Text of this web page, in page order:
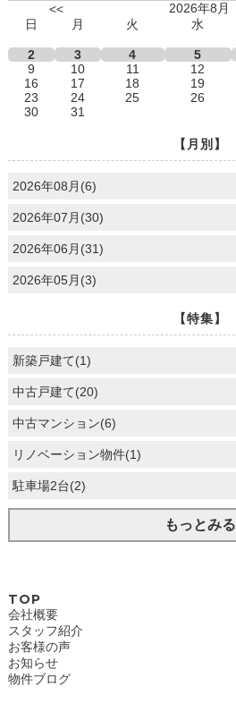
<<
2026年8月
日
月 火 水
2
3 4 5
9
10 11 12
16
17 18 19
23
24 25 26
30
31
【月別】
2026年08月(6)
2026年07月(30)
2026年06月(31)
2026年05月(3)
【特集】
新築戸建て(1)
中古戸建て(20)
中古マンション(6)
リノベーション物件(1)
駐車場2台(2)
もっとみる
TOP
会社概要
スタッフ紹介
お客様の声
お知らせ
物件ブログ